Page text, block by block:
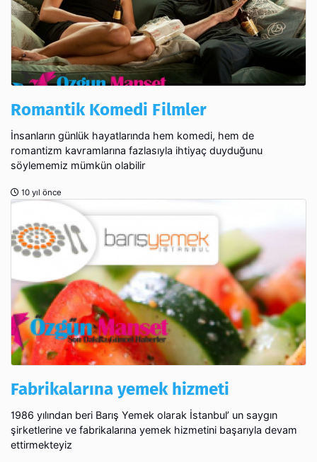
Romantik Komedi Filmler
İnsanların günlük hayatlarında hem komedi, hem de
romantizm kavramlarına fazlasıyla ihtiyaç duyduğunu
söylememiz mümkün olabilir
10 yıl önce
Fabrikalarına yemek hizmeti
1986 yılından beri Barış Yemek olarak İstanbul’ un saygın
şirketlerine ve fabrikalarına yemek hizmetini başarıyla devam
ettirmekteyiz